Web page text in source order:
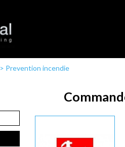
> Prevention incendie